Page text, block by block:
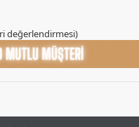
değerlendirmesi)